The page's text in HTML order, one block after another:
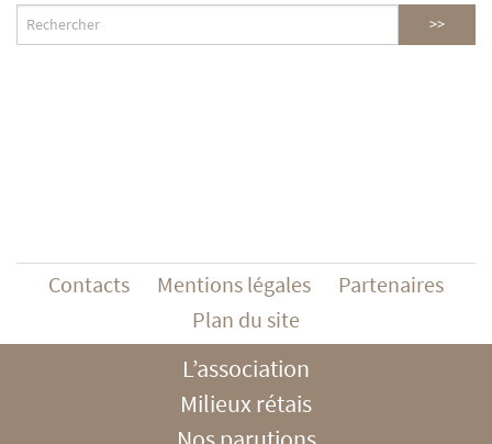
Contacts Mentions légales
Partenaires
Plan du site
L’association
Milieux rétais